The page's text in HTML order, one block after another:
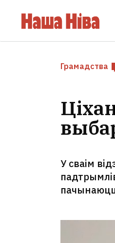
Грамадства
У сваім